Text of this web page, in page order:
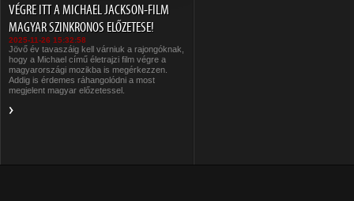
VÉGRE ITT A MICHAEL JACKSON-FILM
MAGYAR SZINKRONOS ELŐZETESE!
2025-11-26 15:32:58
Jövő év tavaszáig kell várniuk a rajongóknak,
hogy a Michael című életrajzi film végre a
magyarországi mozikba is megérkezzen.
Addig is érdemes ráhangolódni a most
megjelent magyar előzetessel.